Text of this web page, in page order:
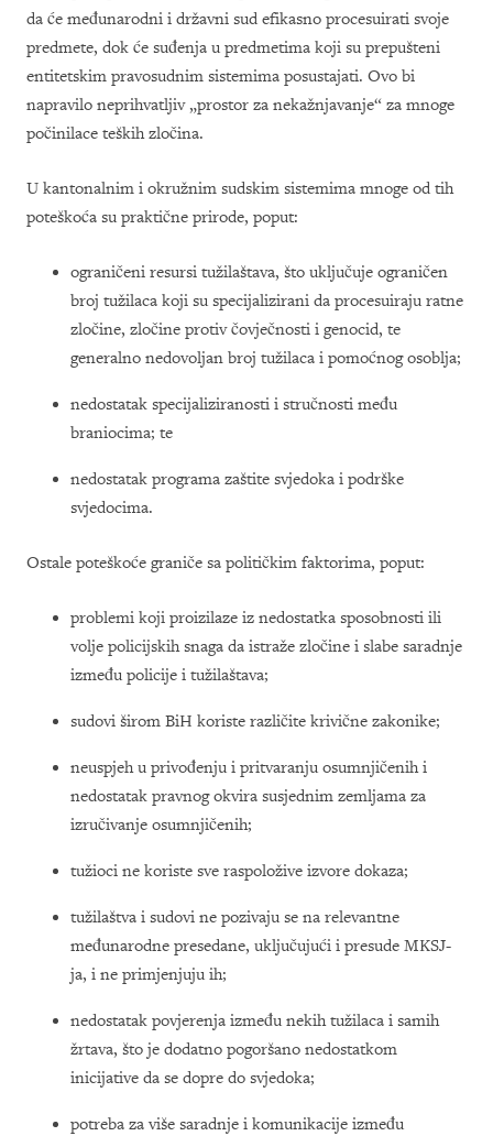
da će međunarodni i državni sud efikasno procesuirati svoje
predmete, dok će suđenja u predmetima koji su prepušteni
entitetskim pravosudnim sistemima posustajati. Ovo bi
napravilo neprihvatljiv „prostor za nekažnjavanje“ za mnoge
počinilace teških zločina.
U kantonalnim i okružnim sudskim sistemima mnoge od tih
poteškoća su praktične prirode, poput:
ograničeni resursi tužilaštava, što uključuje ograničen
broj tužilaca koji su specijalizirani da procesuiraju ratne
zločine, zločine protiv čovječnosti i genocid, te
generalno nedovoljan broj tužilaca i pomoćnog osoblja;
nedostatak specijaliziranosti i stručnosti među
braniocima; te
nedostatak programa zaštite svjedoka i podrške
svjedocima.
Ostale poteškoće graniče sa političkim faktorima, poput:
problemi koji proizilaze iz nedostatka sposobnosti ili
volje policijskih snaga da istraže zločine i slabe saradnje
između policije i tužilaštava;
sudovi širom BiH koriste različite krivične zakonike;
neuspjeh u privođenju i pritvaranju osumnjičenih i
nedostatak pravnog okvira susjednim zemljama za
izručivanje osumnjičenih;
tužioci ne koriste sve raspoložive izvore dokaza;
tužilaštva i sudovi ne pozivaju se na relevantne
međunarodne presedane, uključujući i presude MKSJ-
ja, i ne primjenjuju ih;
nedostatak povjerenja između nekih tužilaca i samih
žrtava, što je dodatno pogoršano nedostatkom
inicijative da se dopre do svjedoka;
potreba za više saradnje i komunikacije između